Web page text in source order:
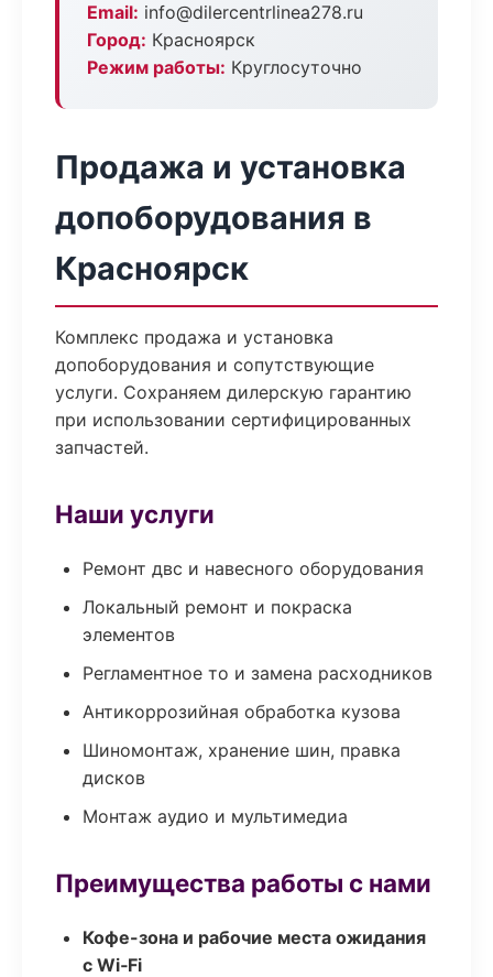
Email: info@dilercentrlinea278.ru
Город: Красноярск
Режим работы: Круглосуточно
Продажа и установка
допоборудования в
Красноярск
Комплекс продажа и установка
допоборудования и сопутствующие
услуги. Сохраняем дилерскую гарантию
при использовании сертифицированных
запчастей.
Наши услуги
Ремонт двс и навесного оборудования
Локальный ремонт и покраска
элементов
Регламентное то и замена расходников
Антикоррозийная обработка кузова
Шиномонтаж, хранение шин, правка
дисков
Монтаж аудио и мультимедиа
Преимущества работы с нами
Кофе-зона и рабочие места ожидания
с Wi‑Fi